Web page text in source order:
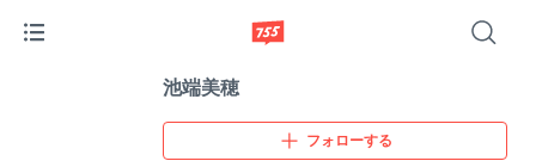
池端美穂
フォローする